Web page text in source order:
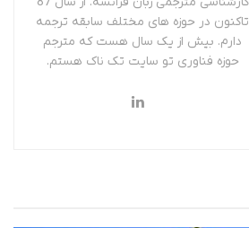
تاکنون در حوزه های مختلف سابقه ترجمه
دارم. بیش از یک سال هست که مترجم
حوزه فناوری تو سایت تک ناک هستم.